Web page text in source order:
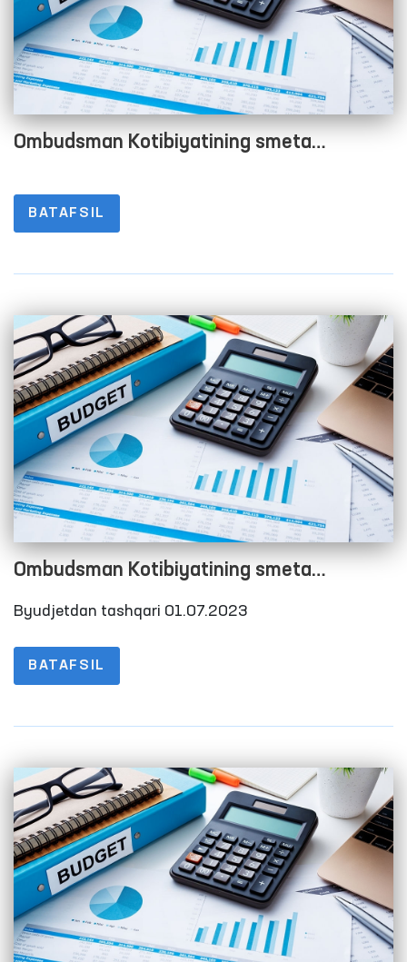
Ombudsman Kotibiyatining smeta
2023 yil 2-chorak
BATAFSIL
Ombudsman Kotibiyatining smeta
xarajatlarini bajarilishi to‘g‘risida Hisobot
Byudjetdan tashqari 01.07.2023
BATAFSIL